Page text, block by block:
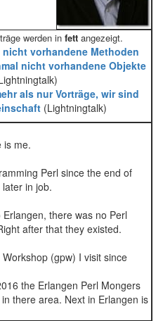
werden in fett angezeigt.
nicht vorhandene Methoden
nicht vorhandene Objekte
als nur Vorträge, wir sind
(Lightningtalk)
is me.
Perl since the end of
in job.
there was no Perl
after that they existed.
(gpw) I visit since
the Erlangen Perl Mongers
there area. Next in Erlangen is